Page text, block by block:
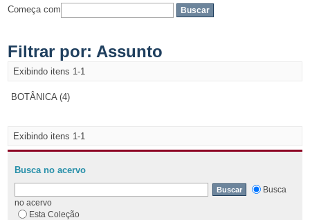
Começa com
Filtrar por: Assunto
Exibindo itens 1-1
BOTÂNICA (4)
Exibindo itens 1-1
Busca no acervo
Busca
no acervo
Esta Coleção